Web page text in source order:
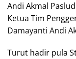
Andi Akmal
Ketua Tim
Damayanti Andi
Turut hadir pula